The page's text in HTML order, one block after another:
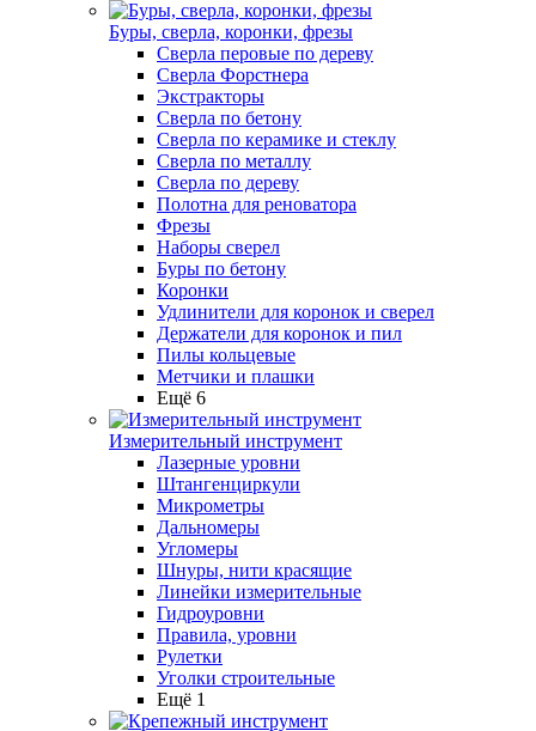
Буры, сверла, коронки, фрезы
Сверла перовые по дереву
Сверла Форстнера
Экстракторы
Сверла по бетону
Сверла по керамике и стеклу
Сверла по металлу
Сверла по дереву
Полотна для реноватора
Фрезы
Наборы сверел
Буры по бетону
Коронки
Удлинители для коронок и сверел
Держатели для коронок и пил
Пилы кольцевые
Метчики и плашки
Ещё 6
Измерительный инструмент
Лазерные уровни
Штангенциркули
Микрометры
Дальномеры
Угломеры
Шнуры, нити красящие
Линейки измерительные
Гидроуровни
Правила, уровни
Рулетки
Уголки строительные
Ещё 1